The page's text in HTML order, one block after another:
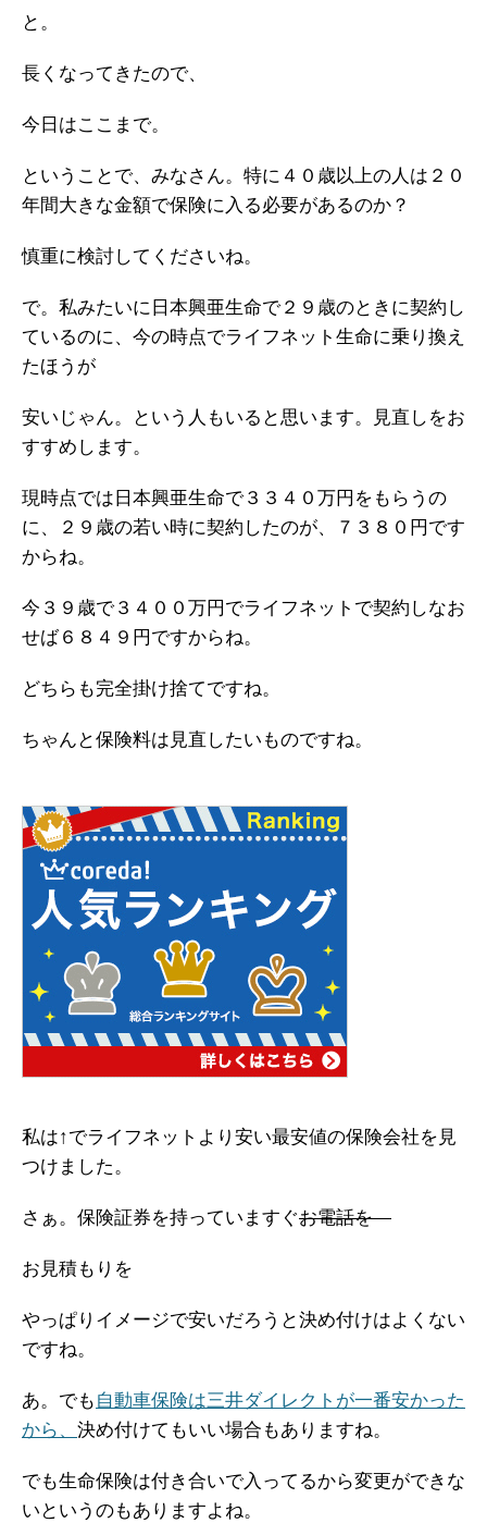
と。
長くなってきたので、
今日はここまで。
ということで、みなさん。特に４０歳以上の人は２０
年間大きな金額で保険に入る必要があるのか？
慎重に検討してくださいね。
で。私みたいに日本興亜生命で２９歳のときに契約し
ているのに、今の時点でライフネット生命に乗り換え
たほうが
安いじゃん。という人もいると思います。見直しをお
すすめします。
現時点では日本興亜生命で３３４０万円をもらうの
に、２９歳の若い時に契約したのが、７３８０円です
からね。
今３９歳で３４００万円でライフネットで契約しなお
せば６８４９円ですからね。
どちらも完全掛け捨てですね。
ちゃんと保険料は見直したいものですね。
私は↑でライフネットより安い最安値の保険会社を見
つけました。
さぁ。保険証券を持っていますぐお電話を
お見積もりを
やっぱりイメージで安いだろうと決め付けはよくない
ですね。
あ。でも 自動車保険は三井ダイレクトが一番安かった
から、 決め付けてもいい場合もありますね。
でも生命保険は付き合いで入ってるから変更ができな
いというのもありますよね。